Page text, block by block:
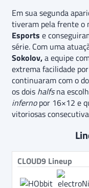
Em sua segunda
tiveram pela frente o
Esports e
série. Com uma
Sokolov,a equipe
extrema facilidade
continuaram com o
os dois halfsna
infernopor 16×12 e
vitoriosas
CLOUD9 Lineup